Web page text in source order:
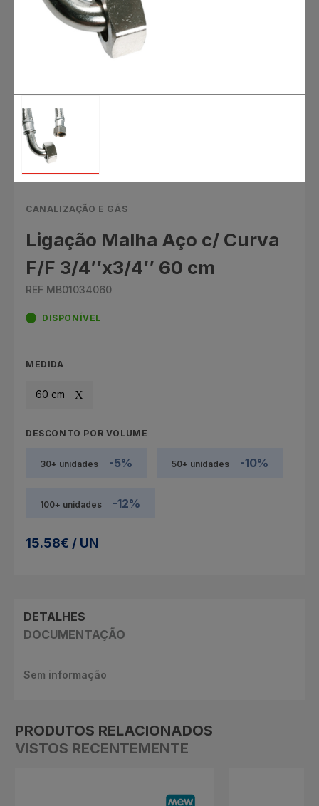
CANALIZAÇÃO E GÁS
Ligação Malha Aço c/ Curva
F/F 3/4’’x3/4’’ 60 cm
REF MB01034060
DISPONÍVEL
MEDIDA
60 cm
DESCONTO POR VOLUME
30+ unidades -5% 50+ unidades -10%
100+ unidades -12%
15.58€ / UN
DETALHES
DOCUMENTAÇÃO
Sem informação
PRODUTOS RELACIONADOS
VISTOS RECENTEMENTE